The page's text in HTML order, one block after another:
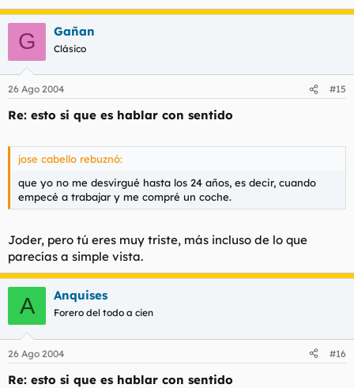
G Gañan
Clásico
26 Ago 2004 #15
Re: esto si que es hablar con sentido
jose cabello rebuznó:
que yo no me desvirgué hasta los 24 años, es decir, cuando
empecé a trabajar y me compré un coche.
Joder, pero tú eres muy triste, más incluso de lo que
parecías a simple vista.
A Anquises
Forero del todo a cien
26 Ago 2004 #16
Re: esto si que es hablar con sentido